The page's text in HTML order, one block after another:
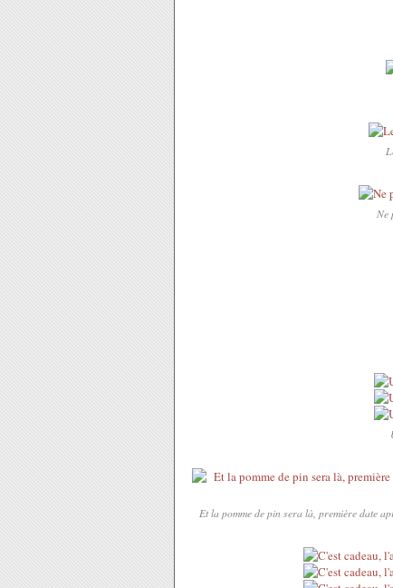
Ne
Et la pomme de pin sera là, première date